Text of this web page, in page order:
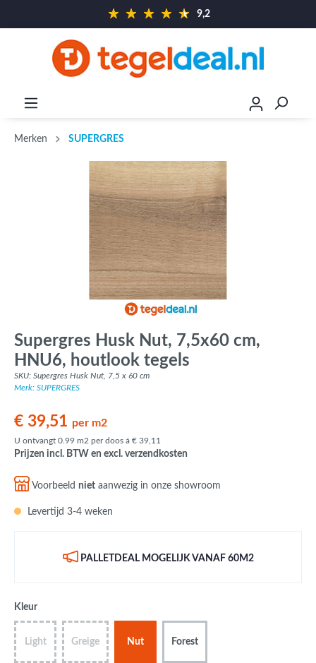
9,2
Merken SUPERGRES
Supergres Husk Nut, 7,5x60 cm,
HNU6, houtlook tegels
SKU: Supergres Husk Nut, 7,5 x 60 cm
Merk: SUPERGRES
€ 39,51 per m2
U ontvangt 0.99 m2 per doos á € 39,11
Prijzen incl. BTW en excl. verzendkosten
Voorbeeld niet aanwezig in onze showroom
Levertijd 3-4 weken
PALLETDEAL MOGELIJK VANAF 60M2
Kleur
Light Greige Nut Forest